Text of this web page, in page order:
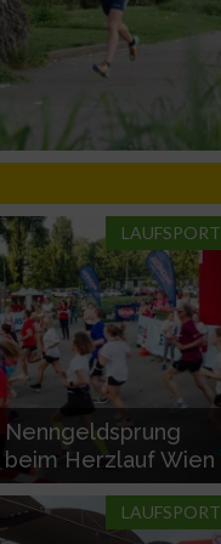
LAUFSPORT
Nenngeldsprung
beim Herzlauf Wien
LAUFSPORT
von Daten aus